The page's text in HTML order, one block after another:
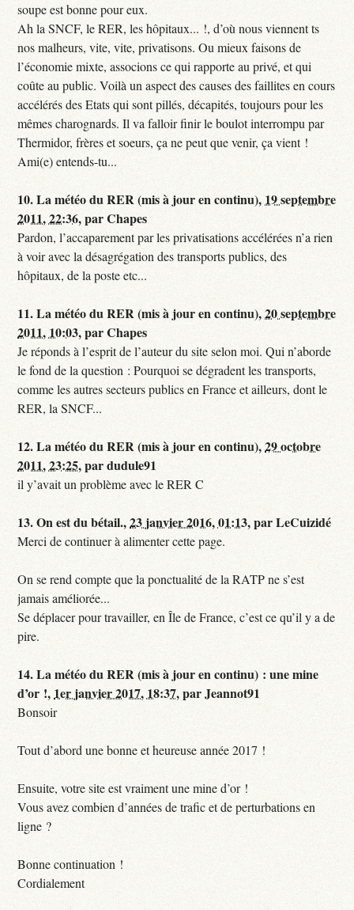
soupe est bonne pour eux.
Ah la SNCF, le RER, les hôpitaux... !, d’où nous viennent ts
nos malheurs, vite, vite, privatisons. Ou mieux faisons de
l’économie mixte, associons ce qui rapporte au privé, et qui
coûte au public. Voilà un aspect des causes des faillites en cours
accélérés des Etats qui sont pillés, décapités, toujours pour les
mêmes charognards. Il va falloir finir le boulot interrompu par
Thermidor, frères et soeurs, ça ne peut que venir, ça vient !
Ami(e) entends-tu...
10.La météo du RER (mis à jour en continu), 19 septembre
2011, 22:36,parChapes
Pardon, l’accaparement par les privatisations accélérées n’a rien
à voir avec la désagrégation des transports publics, des
hôpitaux, de la poste etc...
11.La météo du RER (mis à jour en continu),20 septembre
2011, 10:03,parChapes
Je réponds à l’esprit de l’auteur du site selon moi. Qui n’aborde
le fond de la question : Pourquoi se dégradent les transports,
comme les autres secteurs publics en France et ailleurs, dont le
RER, la SNCF...
12.La météo du RER (mis à jour en continu),29 octobre
2011, 23:25,pardudule91
il y’avait un problème avec le RER C
13.On est du bétail.,23 janvier 2016, 01:13,parLeCuizidé
Merci de continuer à alimenter cette page.
On se rend compte que la ponctualité de la RATP ne s’est
jamais améliorée...
Se déplacer pour travailler, en Île de France, c’est ce qu’il y a de
pire.
14.La météo du RER (mis à jour en continu) : une mine
d’or !, 1er janvier 2017, 18:37,parJeannot91
Bonsoir
Tout d’abord une bonne et heureuse année 2017 !
Ensuite, votre site est vraiment une mine d’or !
Vous avez combien d’années de trafic et de perturbations en
ligne ?
Bonne continuation !
Cordialement